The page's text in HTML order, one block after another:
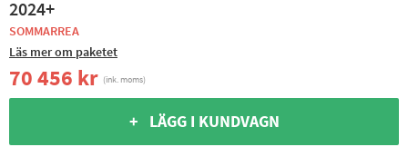
2024+
SOMMARREA
Läs mer om paketet
70 456 kr (ink. moms)
+ LÄGG I KUNDVAGN